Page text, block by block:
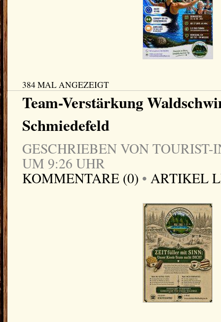
384 MAL ANGEZEIGT
Team-Verstärkung
Schmiedefeld
GESCHRIEBEN VON TOURIST-
UM 9:26 UHR
KOMMENTARE (0) • ARTIKEL